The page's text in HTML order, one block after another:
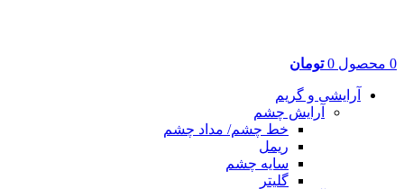
0 محصول 0 تومان
آرایشی و گریم
آرایش چشم
خط چشم/ مداد چشم
ریمل
سایه چشم
گلیتر